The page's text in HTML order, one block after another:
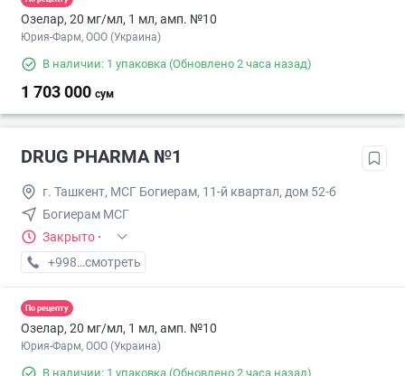
Озелар, 20 мг/мл, 1 мл, амп. №10
Юрия-Фарм, ООО (Украина)
В наличии: 1 упаковка (Обновлено 2 часа назад)
1 703 000 сум
DRUG PHARMA №1
г. Ташкент, МСГ Богиерам, 11-й квартал, дом 52-б
Богиерам МСГ
Закрыто ·
+998 (77) XXX-XX-XX
смотреть
По рецепту
Озелар, 20 мг/мл, 1 мл, амп. №10
Юрия-Фарм, ООО (Украина)
В наличии: 1 упаковка (Обновлено 2 часа назад)